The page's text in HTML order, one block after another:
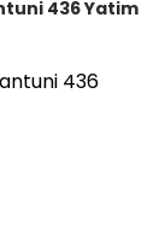
436 Yatim
436